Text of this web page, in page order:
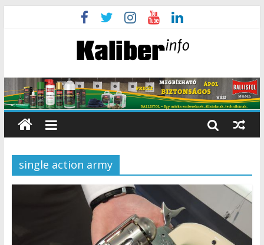
single action army